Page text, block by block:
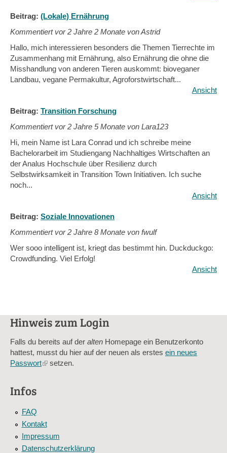
Beitrag: (Lokale) Ernährung
Kommentiert vor2 Jahre 2 Monate von Astrid
Hallo, mich interessieren besonders die Themen Tierrechte im
Zusammenhang mit Ernährung, also Ernährung die ohne die
Misshandlung von anderen Tieren auskommt: bioveganer
Landbau, vegane Permakultur, Agroforstwirtschaft...
Ansicht
Beitrag: Transition Forschung
Kommentiert vor2 Jahre 5 Monate von Lara123
Hi, mein Name ist Lara Conrad und ich schreibe meine
Bachelorarbeit im Studiengang Nachhaltiges Wirtschaften an
der Analus Hochschule über Resilienz durch
Selbstwirksamkeit in Transition Town Initiativen. Ich suche
noch...
Ansicht
Beitrag: Soziale Innovationen
Kommentiert vor2 Jahre 8 Monate von fwulf
Wer sooo intelligent ist, kriegt das bestimmt hin. Duckduckgo:
Crowdfunding. Viel Erfolg!
Ansicht
Hinweis zum Login
Falls du bereits auf der alten Homepage ein Benutzerkonto
hattest, musst du hier auf der neuen als erstes ein neues
Passwort(linksetzen.
Infos
FAQ
Kontakt
Impressum
Datenschutzerklärung